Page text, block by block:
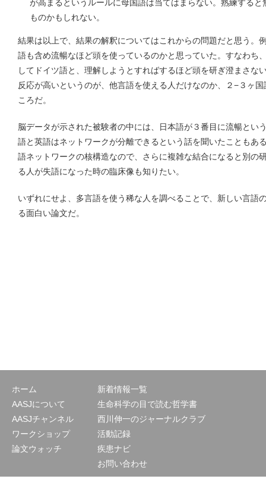
が高まるというルールに母国語は当てはまらない。熟練する
ものかもしれない。
結果は以上で、結果の解釈についてはこれからの問題だと思う。
語も含め流暢なほど頭を使っているのかと思っていた。すなわち
してドイツ語と、理解しようとすればするほど頭を研ぎ澄まさな
反応が高いというのが、他言語を使える人だけなのか、２−３ヶ
ころだ。
脳データが示された被験者の中には、日本語が３番目に流暢とい
語と英語はネットワークが分離できるという話を聞いたこともあ
語ネットワークの核構造なので、さらに複雑な結合になると別の
る人が失語になった時の臨床像も知りたい。
いずれにせよ、多言語を使う稀な人を調べることで、新しい言語
る面白い論文だ。
ホーム
AASJについて
AASJチャンネル
ワークショップ
論文ウォッチ
新着情報一覧
生命科学の目で読む哲学書
西川伸一のジャーナルクラブ
活動記録
疾患ナビ
お問い合わせ